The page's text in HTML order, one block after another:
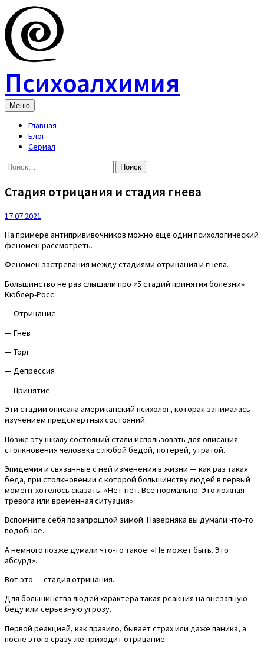
Skip
to
content
Психоалхимия
Меню
Главная
Блог
Сериал
Найти:
Стадия отрицания и стадия гнева
17.07.2021
На примере антипрививочников можно еще один психологический
феномен рассмотреть.
Феномен застревания между стадиями отрицания и гнева.
Большинство не раз слышали про «5 стадий принятия болезни»
Кюблер-Росс.
— Отрицание
— Гнев
— Торг
— Депрессия
— Принятие
Эти стадии описала американский психолог, которая занималась
изучением предсмертных состояний.
Позже эту шкалу состояний стали использовать для описания
столкновения человека с любой бедой, потерей, утратой.
Эпидемия и связанные с ней изменения в жизни — как раз такая
беда, при столкновении с которой большинству людей в первый
момент хотелось сказать: «Нет-нет. Все нормально. Это ложная
тревога или временная ситуация».
Вспомните себя позапрошлой зимой. Наверняка вы думали что-то
подобное.
А немного позже думали что-то такое: «Не может быть. Это
абсурд».
Вот это — стадия отрицания.
Для большинства людей характера такая реакция на внезапную
беду или серьезную угрозу.
Первой реакцией, как правило, бывает страх или даже паника, а
после этого сразу же приходит отрицание.